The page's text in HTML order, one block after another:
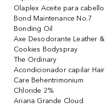
Olaplex Aceite para cabello
Bond Maintenance No.7
Bonding Oil
Axe Desodorante Leather &
Cookies Bodyspray
The Ordinary
Acondicionador capilar Hair
Care Behentrimonium
Chloride 2%
Ariana Grande Cloud